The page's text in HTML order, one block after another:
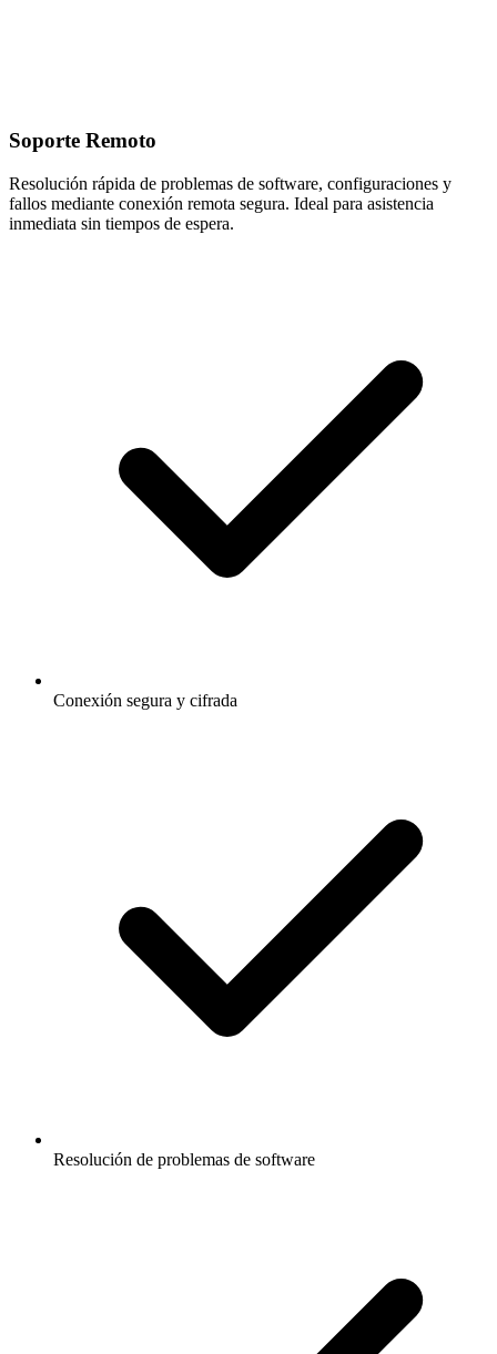
Soporte Remoto
Resolución rápida de problemas de software, configuraciones y
fallos mediante conexión remota segura. Ideal para asistencia
inmediata sin tiempos de espera.
Conexión segura y cifrada
Resolución de problemas de software